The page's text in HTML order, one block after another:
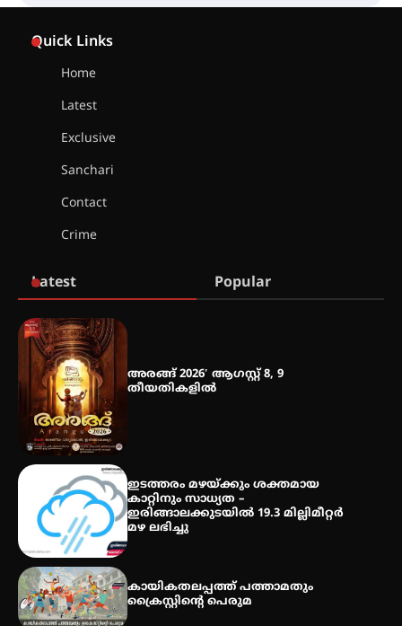
Quick Links
Home
Latest
Exclusive
Sanchari
Contact
Crime
Latest Popular
അരങ്ങ് 2026′ ആഗസ്റ്റ് 8, 9
തീയതികളിൽ
ഇടത്തരം മഴയ്ക്കും ശക്തമായ
കാറ്റിനും സാധ്യത –
ഇരിങ്ങാലക്കുടയിൽ 19.3 മില്ലിമീറ്റർ
മഴ ലഭിച്ചു
കായികതലപ്പത്ത് പത്താമതും
ക്രൈസ്റ്റിന്റെ പെരുമ